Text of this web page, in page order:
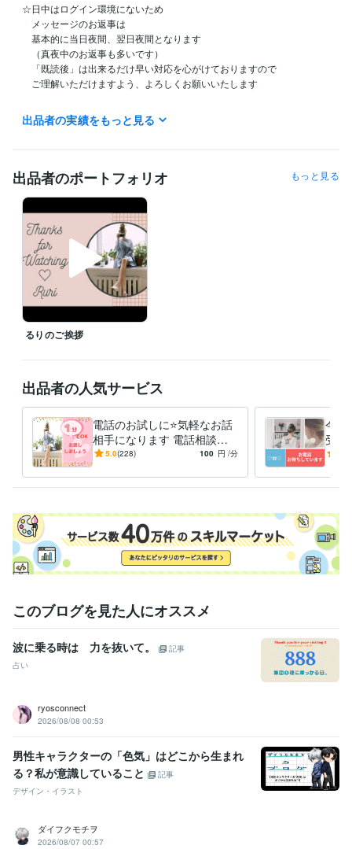
☆日中はログイン環境にないため
メッセージのお返事は
基本的に当日夜間、翌日夜間となります
（真夜中のお返事も多いです）
「既読後」は出来るだけ早い対応を心がけておりますので
ご理解いただけますよう、よろしくお願いいたします
いつもご利用くださる皆さま
お声がけくださりありがとうございます！
るりのサムネイル講座 〇〇を使用した無料でできるサムネイル講座
〇〇を使用した無料でできるサムネイル講座
ご出産準備について よろこばれるおもたせ
チョコレート編
資格・検定
Tカウンセリング マスタークラス修了
秘書検定２級 取得年 : 1996年
悩み相談・カウンセリング
ビジネス代行・事務代行 副業＝ココナラ！アドバイスいたします
出品者の実績をもっと見る
出品者のポートフォリオ もっと見る
るりのご挨拶
出品者の人気サービス
電話のお試しに⭐️気軽なお話
相手になります 電話相談っ
てどんな感じ？１分でも大丈
5.0(228) 100 円 /分
今話
受け
も☆
このブログを見た人にオススメ
波に乗る時は 力を抜いて。
記事
占い
ryosconnect
2026/08/08 00:53
男性キャラクターの「色気」はどこから生まれ
る？私が意識していること
記事
デザイン・イラスト
ダイフクモチヲ
2026/08/07 00:57